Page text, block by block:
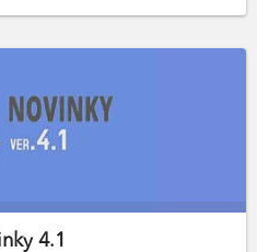
4.1